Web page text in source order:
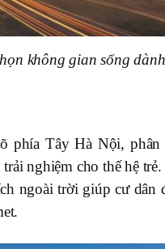
không gian sống
phía Tây Hà Nội,
nghiệm cho thế hệ
ngoài trời giúp cư dân